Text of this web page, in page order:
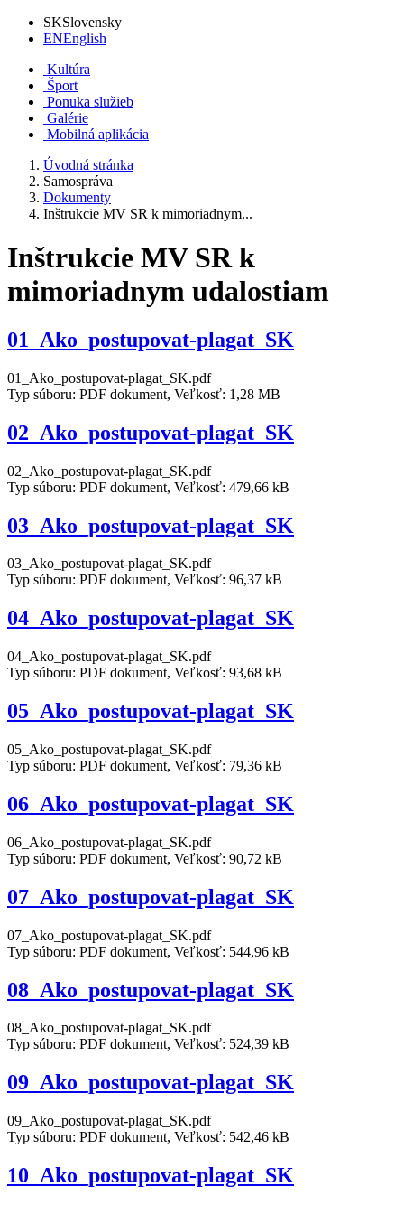
SKSlovensky
ENEnglish
Kultúra
Šport
Ponuka služieb
Galérie
Mobilná aplikácia
Úvodná stránka
Samospráva
Dokumenty
Inštrukcie MV SR k mimoriadnym...
Inštrukcie MV SR k
mimoriadnym udalostiam
01_Ako_postupovat-plagat_SK
01_Ako_postupovat-plagat_SK.pdf
Typ súboru: PDF dokument, Veľkosť: 1,28 MB
02_Ako_postupovat-plagat_SK
02_Ako_postupovat-plagat_SK.pdf
Typ súboru: PDF dokument, Veľkosť: 479,66 kB
03_Ako_postupovat-plagat_SK
03_Ako_postupovat-plagat_SK.pdf
Typ súboru: PDF dokument, Veľkosť: 96,37 kB
04_Ako_postupovat-plagat_SK
04_Ako_postupovat-plagat_SK.pdf
Typ súboru: PDF dokument, Veľkosť: 93,68 kB
05_Ako_postupovat-plagat_SK
05_Ako_postupovat-plagat_SK.pdf
Typ súboru: PDF dokument, Veľkosť: 79,36 kB
06_Ako_postupovat-plagat_SK
06_Ako_postupovat-plagat_SK.pdf
Typ súboru: PDF dokument, Veľkosť: 90,72 kB
07_Ako_postupovat-plagat_SK
07_Ako_postupovat-plagat_SK.pdf
Typ súboru: PDF dokument, Veľkosť: 544,96 kB
08_Ako_postupovat-plagat_SK
08_Ako_postupovat-plagat_SK.pdf
Typ súboru: PDF dokument, Veľkosť: 524,39 kB
09_Ako_postupovat-plagat_SK
09_Ako_postupovat-plagat_SK.pdf
Typ súboru: PDF dokument, Veľkosť: 542,46 kB
10_Ako_postupovat-plagat_SK